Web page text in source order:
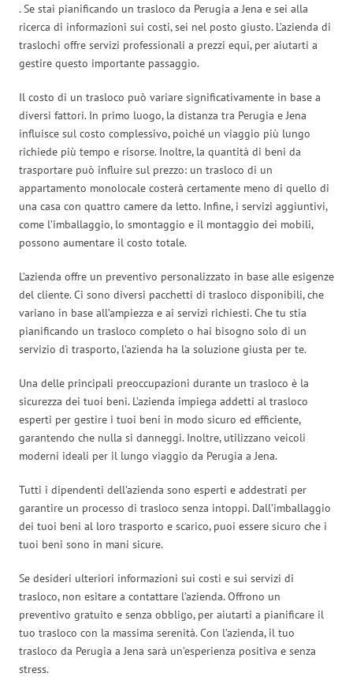
. Se stai pianificando un trasloco da Perugia a Jena e sei alla
ricerca di informazioni sui costi, sei nel posto giusto. L’azienda di
traslochi offre servizi professionali a prezzi equi, per aiutarti a
gestire questo importante passaggio.
Il costo di un trasloco può variare significativamente in base a
diversi fattori. In primo luogo, la distanza tra Perugia e Jena
influisce sul costo complessivo, poiché un viaggio più lungo
richiede più tempo e risorse. Inoltre, la quantità di beni da
trasportare può influire sul prezzo: un trasloco di un
appartamento monolocale costerà certamente meno di quello di
una casa con quattro camere da letto. Infine, i servizi aggiuntivi,
come l’imballaggio, lo smontaggio e il montaggio dei mobili,
possono aumentare il costo totale.
L’azienda offre un preventivo personalizzato in base alle esigenze
del cliente. Ci sono diversi pacchetti di trasloco disponibili, che
variano in base all’ampiezza e ai servizi richiesti. Che tu stia
pianificando un trasloco completo o hai bisogno solo di un
servizio di trasporto, l’azienda ha la soluzione giusta per te.
Una delle principali preoccupazioni durante un trasloco è la
sicurezza dei tuoi beni. L’azienda impiega addetti al trasloco
esperti per gestire i tuoi beni in modo sicuro ed efficiente,
garantendo che nulla si danneggi. Inoltre, utilizzano veicoli
moderni ideali per il lungo viaggio da Perugia a Jena.
Tutti i dipendenti dell’azienda sono esperti e addestrati per
garantire un processo di trasloco senza intoppi. Dall’imballaggio
dei tuoi beni al loro trasporto e scarico, puoi essere sicuro che i
tuoi beni sono in mani sicure.
Se desideri ulteriori informazioni sui costi e sui servizi di
trasloco, non esitare a contattare l’azienda. Offrono un
preventivo gratuito e senza obbligo, per aiutarti a pianificare il
tuo trasloco con la massima serenità. Con l’azienda, il tuo
trasloco da Perugia a Jena sarà un’esperienza positiva e senza
stress.